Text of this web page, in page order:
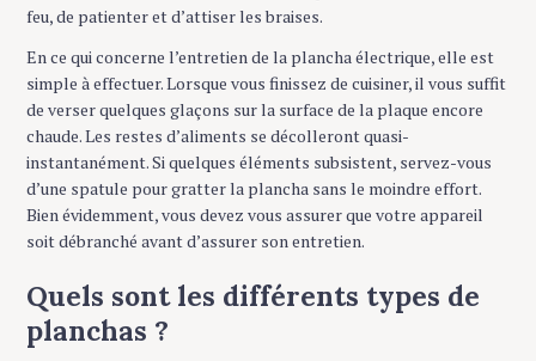
feu, de patienter et d’attiser les braises.
En ce qui concerne l’entretien de la plancha électrique, elle est
simple à effectuer. Lorsque vous finissez de cuisiner, il vous suffit
de verser quelques glaçons sur la surface de la plaque encore
chaude. Les restes d’aliments se décolleront quasi-
instantanément. Si quelques éléments subsistent, servez-vous
d’une spatule pour gratter la plancha sans le moindre effort.
Bien évidemment, vous devez vous assurer que votre appareil
soit débranché avant d’assurer son entretien.
Quels sont les différents types de
planchas ?